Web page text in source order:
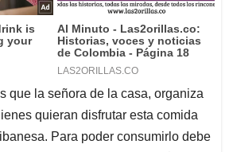
que la señora de la casa, organiza
quieran disfrutar esta comida
Para poder consumirlo debe